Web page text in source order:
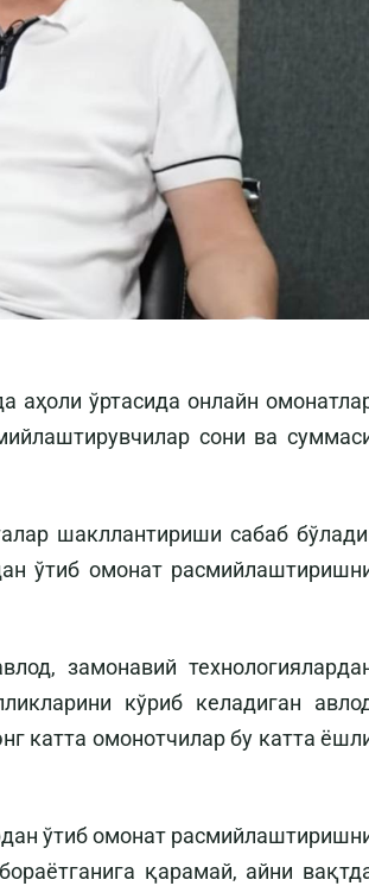
аҳоли ўртасида онлайн
сони ва
шакллантириши сабаб
ўтиб омонат
замонавий
кўриб келадиган
катта омонотчилар бу катта
ўтиб омонат
қарамай, айни